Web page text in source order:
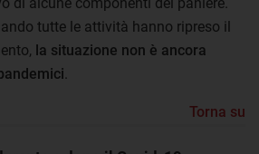
tutte le attività hanno ripreso il
la situazione non è ancora
Torna su